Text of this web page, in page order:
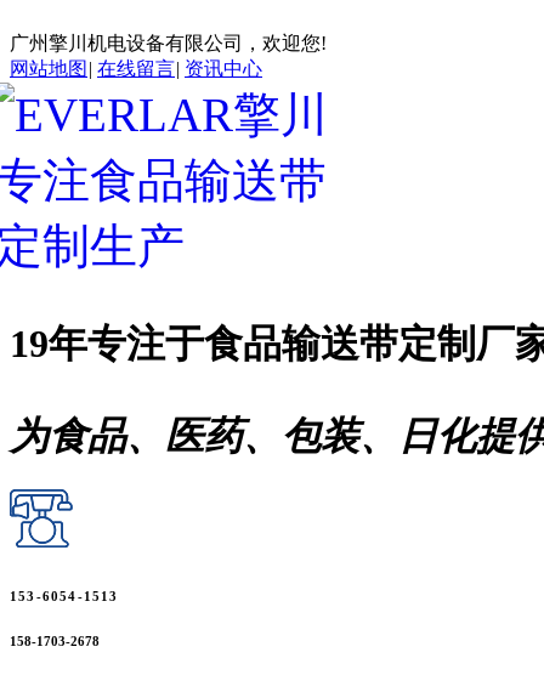
广州擎川机电设备有限公司，欢迎您!
网站地图 | 在线留言| 资讯中心
19年专注于食品输送带定制厂
为食品、医药、包装、日化提
153-6054-1513
158-1703-2678